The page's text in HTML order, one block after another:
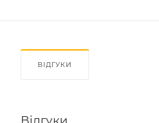
ВІДГУКИ
Відгуки